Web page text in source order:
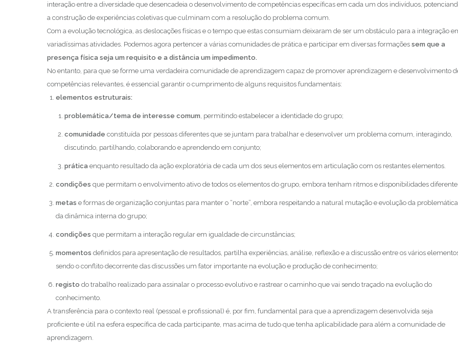
interação entre a diversidade que desencadeia o desenvolvimento de competências específicas em cada um dos indivíduos,
a construção de experiências coletivas que culminam com a resolução do problema comum.
Com a evolução tecnológica, as deslocações físicas e o tempo que estas consumiam deixaram de ser um obstáculo para a integração
variadíssimas atividades. Podemos agora pertencer a várias comunidades de prática e participar em diversas formações sem que a
presença física seja um requisito e a distância um impedimento.
No entanto, para que se forme uma verdadeira comunidade de aprendizagem capaz de promover aprendizagem e desenvolvimento
competências relevantes, é essencial garantir o cumprimento de alguns requisitos fundamentais:
elementos estruturais:
problemática/tema de interesse comum, permitindo estabelecer a identidade do grupo;
comunidade constituída por pessoas diferentes que se juntam para trabalhar e desenvolver um problema comum, interagindo,
discutindo, partilhando, colaborando e aprendendo em conjunto;
práticaenquanto resultado da ação exploratória de cada um dos seus elementos em articulação com os restantes elementos.
condições que permitam o envolvimento ativo de todos os elementos do grupo, embora tenham ritmos e disponibilidades
metas e formas de organização conjuntas para manter o “norte”, embora respeitando a natural mutação e evolução da
da dinâmica interna do grupo;
condições que permitam a interação regular em igualdade de circunstâncias;
momentos definidos para apresentação de resultados, partilha experiências, análise, reflexão e a discussão entre os vários
sendo o conflito decorrente das discussões um fator importante na evolução e produção de conhecimento;
registo do trabalho realizado para assinalar o processo evolutivo e rastrear o caminho que vai sendo traçado na evolução do
conhecimento.
A transferência para o contexto real (pessoal e profissional) é, por fim, fundamental para que a aprendizagem desenvolvida seja
proficiente e útil na esfera específica de cada participante, mas acima de tudo que tenha aplicabilidade para além a comunidade de
aprendizagem.